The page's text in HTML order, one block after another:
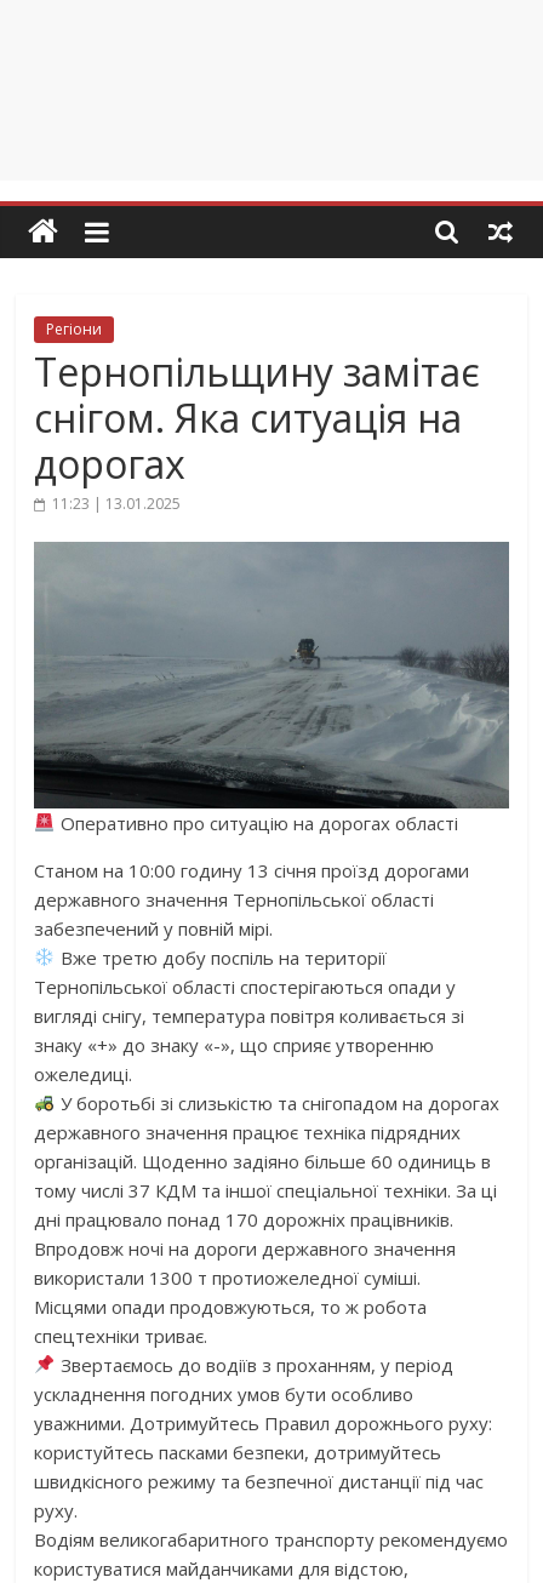
Регіони
Тернопільщину замітає
снігом. Яка ситуація на
дорогах
11:23 | 13.01.2025
Оперативно про ситуацію на дорогах області
Станом на 10:00 годину 13 січня проїзд дорогами
державного значення Тернопільської області
забезпечений у повній мірі.
Вже третю добу поспіль на території
Тернопільської області спостерігаються опади у
вигляді снігу, температура повітря коливається зі
знаку «+» до знаку «-», що сприяє утворенню
ожеледиці.
У боротьбі зі слизькістю та снігопадом на дорогах
державного значення працює техніка підрядних
організацій. Щоденно задіяно більше 60 одиниць в
тому числі 37 КДМ та іншої спеціальної техніки. За ці
дні працювало понад 170 дорожніх працівників.
Впродовж ночі на дороги державного значення
використали 1300 т протиожеледної суміші.
Місцями опади продовжуються, то ж робота
спецтехніки триває.
Звертаємось до водіїв з проханням, у період
ускладнення погодних умов бути особливо
уважними. Дотримуйтесь Правил дорожнього руху:
користуйтесь пасками безпеки, дотримуйтесь
швидкісного режиму та безпечної дистанції під час
руху.
Водіям великогабаритного транспорту рекомендуємо
користуватися майданчиками для відстою,